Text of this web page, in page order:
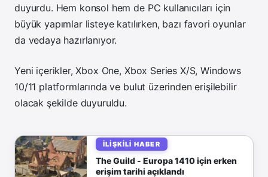
duyurdu. Hem konsol hem de PC kullanıcıları için
büyük yapımlar listeye katılırken, bazı favori oyunlar
da vedaya hazırlanıyor.
Yeni içerikler, Xbox One, Xbox Series X/S, Windows
10/11 platformlarında ve bulut üzerinden erişilebilir
olacak şekilde duyuruldu.
İLIŞKILI HABER
The Guild - Europa 1410 için erken
erişim tarihi açıklandı